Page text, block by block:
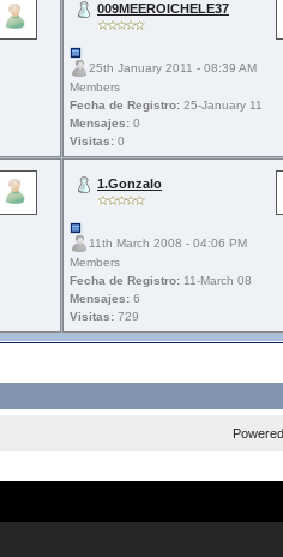
009MEEROICHELE37
25th January 2011 - 08:39 AM
Members
Fecha de Registro: 25-January 11
Mensajes: 0
Visitas: 0
1.Gonzalo
11th March 2008 - 04:06 PM
Members
Fecha de Registro: 11-March 08
Mensajes: 6
Visitas: 729